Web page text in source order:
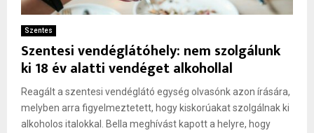
Szentes
Szentesi vendéglátóhely: nem szolgálunk
ki 18 év alatti vendéget alkohollal
Reagált a szentesi vendéglátó egység olvasónk azon írására,
melyben arra figyelmeztetett, hogy kiskorúakat szolgálnak ki
alkoholos italokkal. Bella meghívást kapott a helyre, hogy